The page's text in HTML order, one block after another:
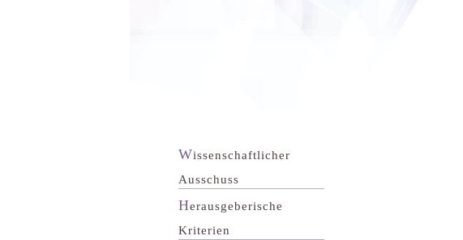
Wissenschaftlicher
Ausschuss
Herausgeberische
Kriterien